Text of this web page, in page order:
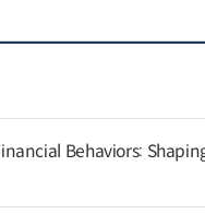
Behaviors: